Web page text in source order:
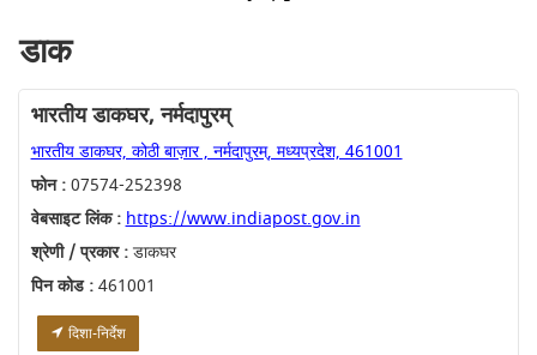
डाक
भारतीय डाकघर, नर्मदापुरम्
भारतीय डाकघर, कोठी बाज़ार , नर्मदापुरम्, मध्यप्रदेश, 461001
फोन :07574-252398
वेबसाइट लिंक : https://www.indiapost.gov.in
श्रेणी / प्रकार :डाकघर
पिन कोड :461001
दिशा-निर्देश